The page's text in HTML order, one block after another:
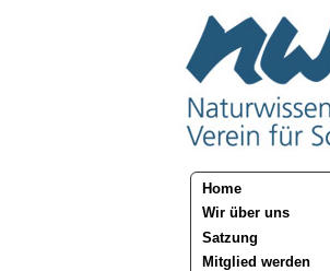
Home
Wir über uns
Satzung
Mitglied werden